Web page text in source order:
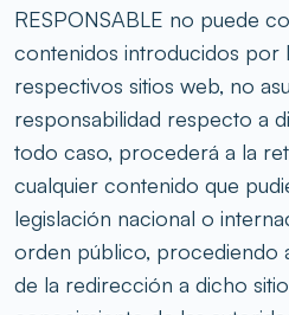
RESPONSABLE no puede
contenidos introducidos por
respectivos sitios web, no
responsabilidad respecto a
todo caso, procederá a la
cualquier contenido que
legislación nacional o
orden público, procediendo
de la redirección a dicho